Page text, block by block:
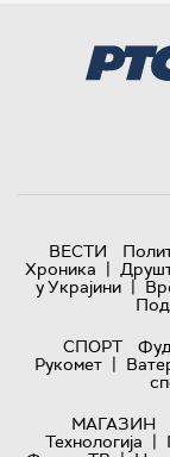
ВЕСТИ
Хроника |
у Украјини |
СПОРТ
Рукомет |
МАГАЗИН
Технологијa |